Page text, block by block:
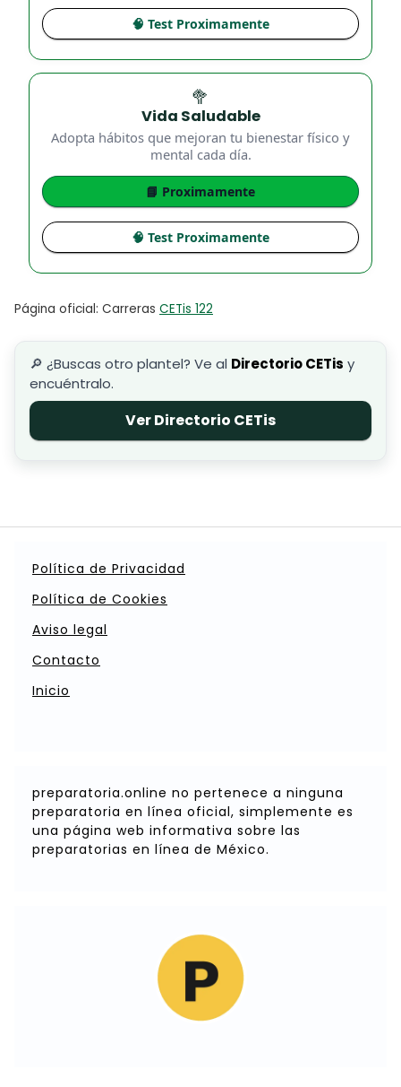
🧠 Test Proximamente
🥦
Vida Saludable
Adopta hábitos que mejoran tu bienestar físico y
mental cada día.
📘 Proximamente
🧠 Test Proximamente
Página oficial: Carreras CETis 122
🔎 ¿Buscas otro plantel? Ve al Directorio CETis y
encuéntralo.
Ver Directorio CETis
Política de Privacidad
Política de Cookies
Aviso legal
Contacto
Inicio
preparatoria.online no pertenece a ninguna
preparatoria en línea oficial, simplemente es
una página web informativa sobre las
preparatorias en línea de México.